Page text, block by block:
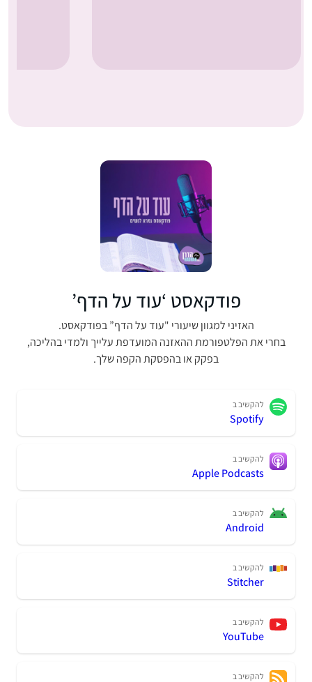
פודקאסט ‘עוד על הדף’
האזיני למגוון שיעורי "עוד על הדף” בפודקאסט.
בחרי את הפלטפורמת ההאזנה המועדפת עלייך ולמדי בהליכה,
בפקק או בהפסקת הקפה שלך.
להקשיב ב
Spotify
להקשיב ב
Apple Podcasts
להקשיב ב
Android
להקשיב ב
Stitcher
להקשיב ב
YouTube
להקשיב ב